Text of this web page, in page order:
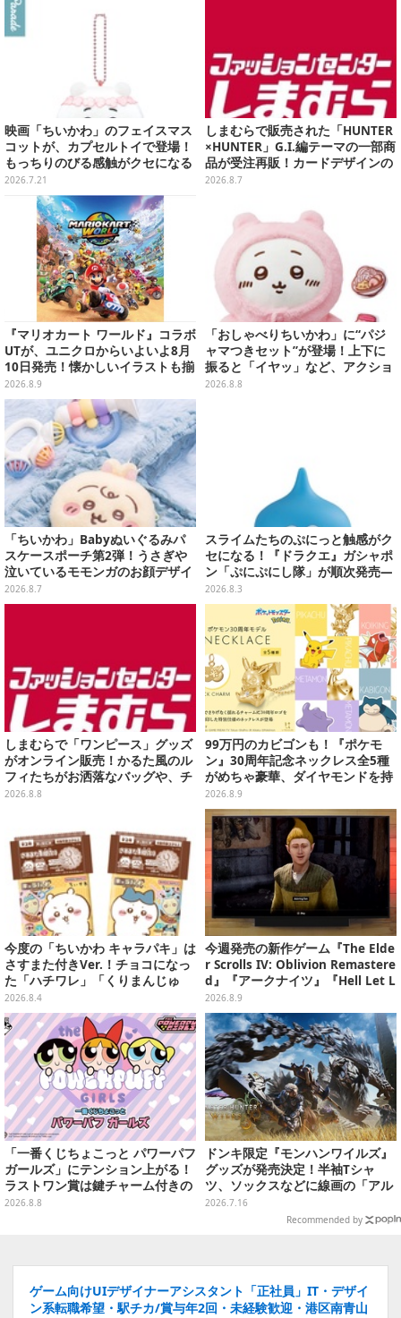
映画「ちいかわ」のフェイスマス
コットが、カプセルトイで登場！
もっちりのびる感触がクセになる
ハチワレ、セイレーンなど全5種
2026.7.21
しまむらで販売された「HUNTER
×HUNTER」G.I.編テーマの一部商
品が受注再販！カードデザインの
キーホルダーや、キルアたちのセ
2026.8.7
『マリオカート ワールド』コラボ
UTが、ユニクロからいよいよ8月
10日発売！懐かしいイラストも揃
えた全12種類
2026.8.9
「おしゃべりちいかわ」に“パジ
ャマつきセット”が登場！上下に
振ると「イヤッ」など、アクショ
ンに応じて喋ってくれる
2026.8.8
「ちいかわ」Babyぬいぐるみパ
スケースポーチ第2弾！うさぎや
泣いているモモンガのお顔デザイ
ン全4種が8月下旬プライズ展開
2026.8.7
スライムたちのぷにっと触感がク
セになる！『ドラクエ』ガシャポ
ン「ぷにぷにし隊」が順次発売―
全4種ではぐれメタルは固め
2026.8.3
しまむらで「ワンピース」グッズ
がオンライン販売！かるた風のル
フィたちがお洒落なバッグや、チ
ョッパーが可愛いサンダルも
2026.8.8
99万円のカビゴンも！『ポケモ
ン』30周年記念ネックレス全5種
がめちゃ豪華、ダイヤモンドを持
ったピカチュウやコイキング
の“はねる”も
2026.8.9
今度の「ちいかわ キャラパキ」は
さすまた付きVer.！チョコになっ
た「ハチワレ」「くりまんじゅ
う」たちも可愛い全8種
2026.8.4
今週発売の新作ゲーム『The Elde
r Scrolls IV: Oblivion Remastere
d』『アークナイツ』『Hell Let L
oose: Vietnam』他
2026.8.9
「一番くじちょこっと パワーパフ
ガールズ」にテンション上がる！
ラストワン賞は鍵チャーム付きの
シール帳スペシャルセット
2026.8.8
ドンキ限定『モンハンワイルズ』
グッズが発売決定！半袖Tシャ
ツ、ソックスなどに線画の「アル
シュベルド」「リオレウス」ら11
2026.7.16
Recommended by
ゲーム向けUIデザイナーアシスタント「正社員」IT・デザイ
ン系転職希望・駅チカ/賞与年2回・未経験歓迎・港区南青山